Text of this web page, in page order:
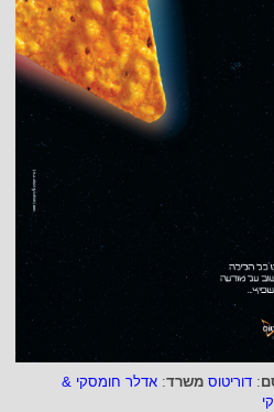
: דוריטוס משרד: אדלר חומסקי &